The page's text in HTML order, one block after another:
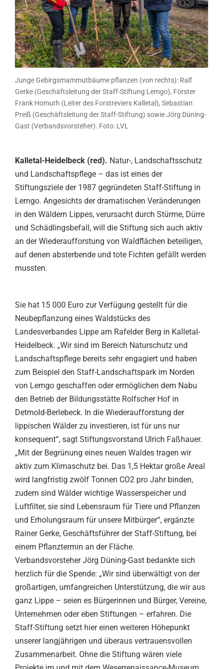
Junge Gebirgsmammutbäume pflanzen (von rechts): Ralf
Gerke (Geschäftsleitung der Staff-Stiftung Lemgo), Förster
Frank Homuth (Leiter des Forstreviers Kalletal), Sebastian
Preiß (Geschäftsleitung der Staff-Stiftung) sowie Jörg Düning-
Gast (Verbandsvorsteher). Foto: LVL
Kalletal-Heidelbeck (red). Natur-, Landschaftsschutz
und Landschaftspflege – das ist eines der
Stiftungsziele der 1987 gegründeten Staff-Stiftung in
Lemgo. Angesichts der dramatischen Veränderungen
in den Wäldern Lippes, verursacht durch Stürme, Dürre
und Schädlingsbefall, will die Stiftung sich auch aktiv
an der Wiederaufforstung von Waldflächen beteiligen,
auf denen absterbende und tote Fichten gefällt werden
mussten.
Sie hat 15 000 Euro zur Verfügung gestellt für die
Neubepflanzung eines Waldstücks des
Landesverbandes Lippe am Rafelder Berg in Kalletal-
Heidelbeck. „Wir sind im Bereich Naturschutz und
Landschaftspflege bereits sehr engagiert und haben
zum Beispiel den Staff-Landschaftspark im Norden
von Lemgo geschaffen oder ermöglichen dem Nabu
den Betrieb der Bildungsstätte Rolfscher Hof in
Detmold-Berlebeck. In die Wiederaufforstung der
lippischen Wälder zu investieren, ist für uns nur
konsequent“, sagt Stiftungsvorstand Ulrich Faßhauer.
„Mit der Begrünung eines neuen Waldes tragen wir
aktiv zum Klimaschutz bei. Das 1,5 Hektar große Areal
wird langfristig zwölf Tonnen CO2 pro Jahr binden,
zudem sind Wälder wichtige Wasserspeicher und
Luftfilter, sie sind Lebensraum für Tiere und Pflanzen
und Erholungsraum für unsere Mitbürger“, ergänzte
Rainer Gerke, Geschäftsführer der Staff-Stiftung, bei
einem Pflanztermin an der Fläche.
Verbandsvorsteher Jörg Düning-Gast bedankte sich
herzlich für die Spende: „Wir sind überwältigt von der
großartigen, umfangreichen Unterstützung, die wir aus
ganz Lippe – seien es Bürgerinnen und Bürger, Vereine,
Unternehmen oder eben Stiftungen – erfahren. Die
Staff-Stiftung setzt hier einen weiteren Höhepunkt
unserer langjährigen und überaus vertrauensvollen
Zusammenarbeit. Ohne die Stiftung wären viele